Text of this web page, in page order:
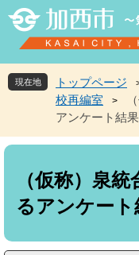
先
頭
を
飛
現在地 トップページ
校再編室
>
アンケート結果
本
（仮称）泉
るアンケート